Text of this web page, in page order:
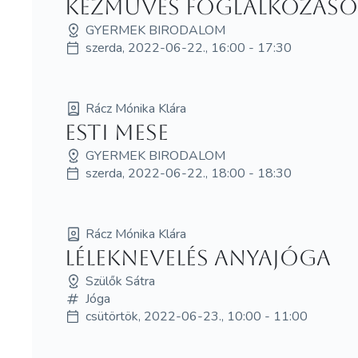
Kézműves
GYERMEK BIRODALOM
szerda, 2022-06-22., 16:00 - 17:30
Rácz Mónika Klára
Esti mese
GYERMEK BIRODALOM
szerda, 2022-06-22., 18:00 - 18:30
Rácz Mónika Klára
Léleknevelés anyajóga
Szülők Sátra
Jóga
csütörtök, 2022-06-23., 10:00 - 11:00